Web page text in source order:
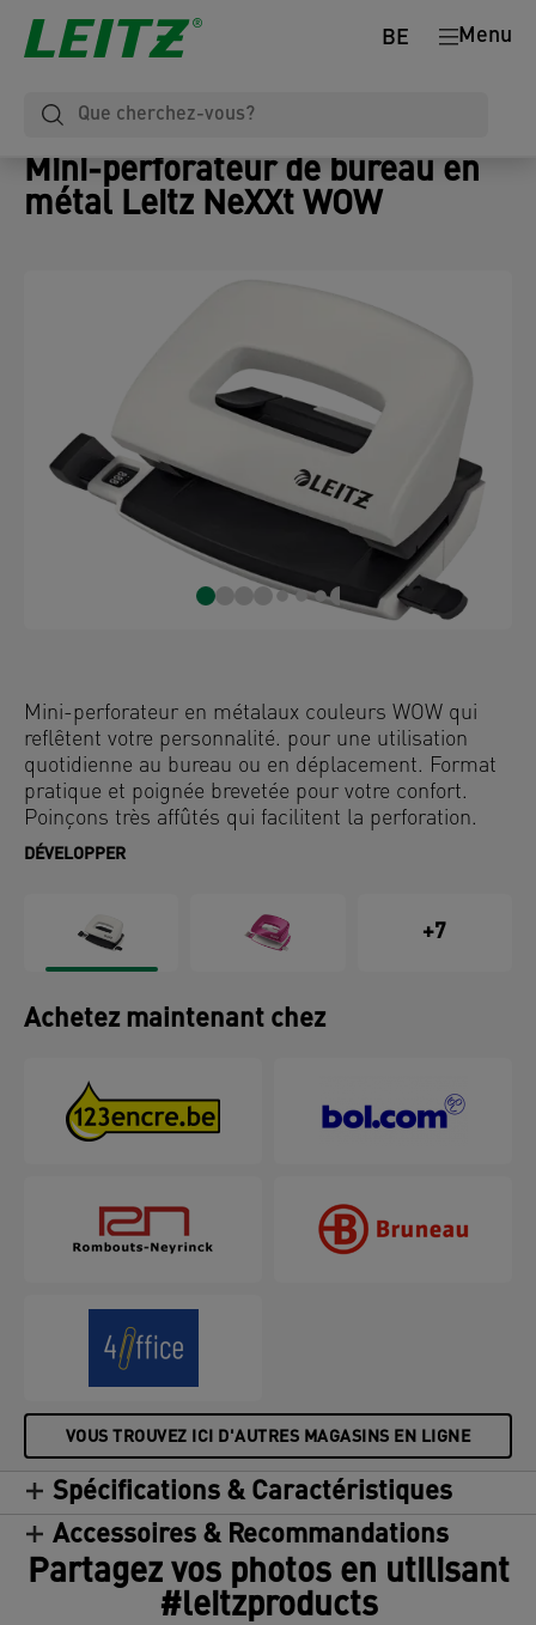
Menu
BE
Mini-perforateur de bureau en
métal Leitz NeXXt WOW
Mini-perforateur en métalaux couleurs WOW qui
reflêtent votre personnalité. pour une utilisation
quotidienne au bureau ou en déplacement. Format
pratique et poignée brevetée pour votre confort.
Poinçons très affûtés qui facilitent la perforation.
Manipulation aisée à une main.
DÉVELOPPER
+7
Achetez maintenant chez
VOUS TROUVEZ ICI D'AUTRES MAGASINS EN LIGNE
Spécifications & Caractéristiques
Accessoires & Recommandations
Partagez vos photos en utilisant
#leitzproducts